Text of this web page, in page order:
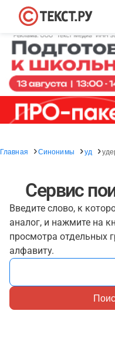
Главная Синонимы уд
Сервис
Введите слово, к
аналог, и нажмите на
просмотра отдельных
алфавиту.